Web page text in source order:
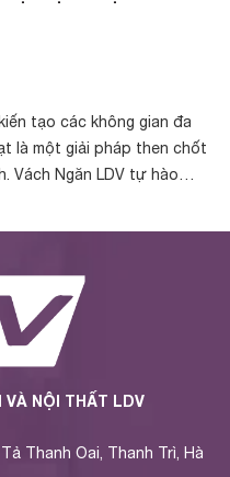
tạo các không gian đa
là một giải pháp then chốt
Vách Ngăn LDV tự hào
NỘI THẤT LDV
Thanh Oai, Thanh Trì, Hà